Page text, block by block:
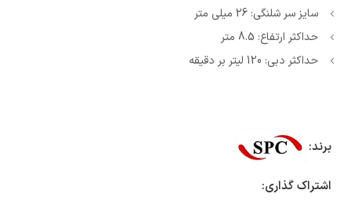
سایز سر شلنگی: 26 میلی متر
حداکثر ارتفاع: 8.5 متر
حداکثر دبی: 120 لیتر بر دقیقه
برند:
اشتراک گذاری: